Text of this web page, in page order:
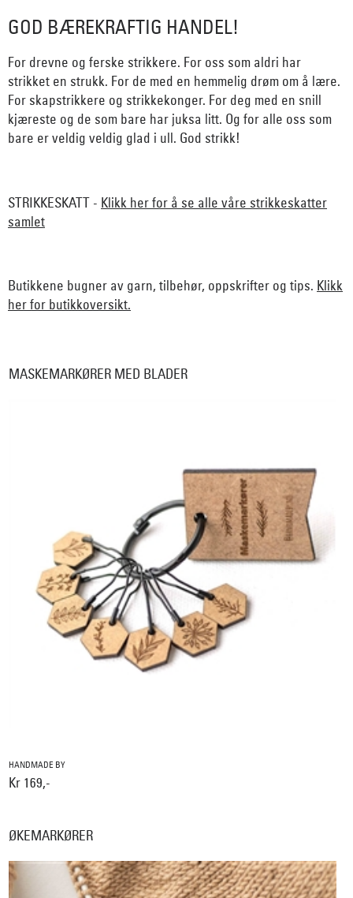
GOD BÆREKRAFTIG HANDEL!
For drevne og ferske strikkere. For oss som aldri har
strikket en strukk. For de med en hemmelig drøm om å lære.
For skapstrikkere og strikkekonger. For deg med en snill
kjæreste og de som bare har juksa litt. Og for alle oss som
bare er veldig veldig glad i ull. God strikk!
STRIKKESKATT - Klikk her for å se alle våre strikkeskatter
samlet
Butikkene bugner av garn, tilbehør, oppskrifter og tips. Klikk
her for butikkoversikt.
MASKEMARKØRER MED BLADER
HANDMADE BY
Kr 169,-
ØKEMARKØRER